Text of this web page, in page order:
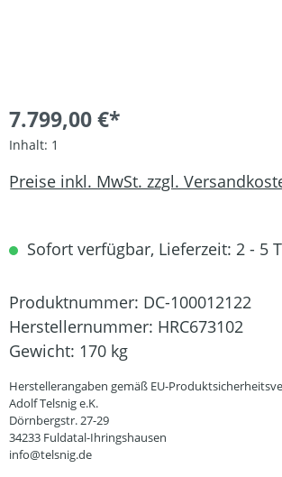
7.799,00 €*
Inhalt: 1
Preise inkl. MwSt. zzgl.
Sofort verfügbar, Lieferzeit: 2 - 5
Produktnummer: DC-100012122
Herstellernummer: HRC673102
Gewicht: 170 kg
Herstellerangaben gemäß EU-
Adolf Telsnig e.K.
Dörnbergstr. 27-29
34233 Fuldatal-Ihringshausen
info@telsnig.de